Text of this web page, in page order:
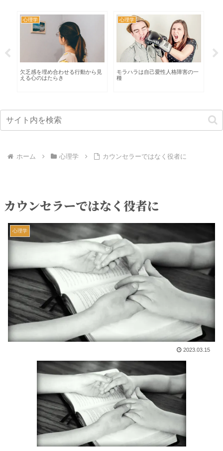
心理学
欠乏感を埋め合わせる行動から見
える心のはたらき
心理学
モラハラは自己愛性人格障害の一
種
ホーム 心理学 カウンセラーではなく役者に
カウンセラーではなく役者に
心理学
2023.03.15